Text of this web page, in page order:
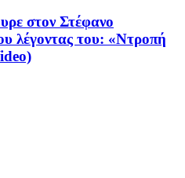
στον Στέφανο
λέγοντας του: «Ντροπή